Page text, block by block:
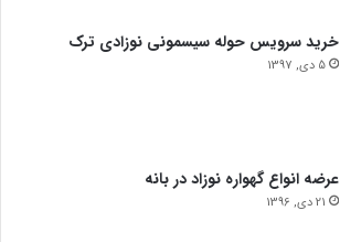
خرید سرویس حوله سیسمونی نوزادی ترک
5 دی, 1397
عرضه انواع گهواره نوزاد در بانه
21 دی, 1396